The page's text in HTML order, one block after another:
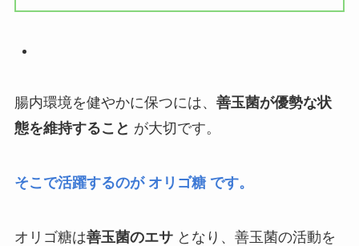
腸内環境を健やかに保つには、 善玉菌が優勢な状
態を維持すること が大切です。
そこで活躍するのが オリゴ糖 です。
オリゴ糖は善玉菌のエサとなり、善玉菌の活動を